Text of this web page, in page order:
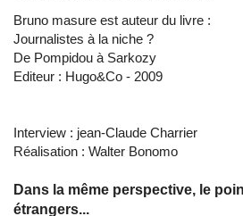
Bruno masure est auteur du livre :
Journalistes à la niche ?
De Pompidou à Sarkozy
Editeur : Hugo&Co - 2009
Interview : jean-Claude Charrier
Réalisation : Walter Bonomo
Dans la même perspective, le
étrangers...